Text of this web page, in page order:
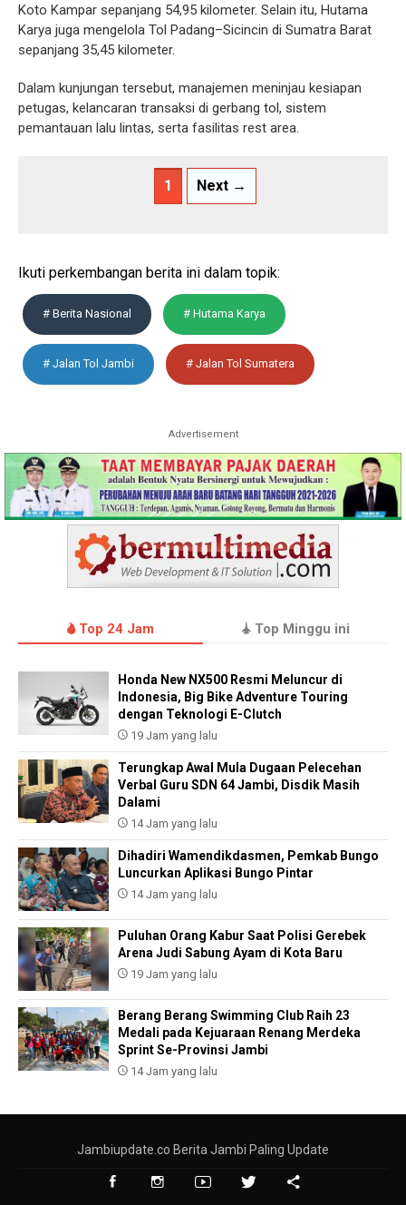
Koto Kampar sepanjang 54,95 kilometer. Selain itu, Hutama
Karya juga mengelola Tol Padang–Sicincin di Sumatra Barat
sepanjang 35,45 kilometer.
Dalam kunjungan tersebut, manajemen meninjau kesiapan
petugas, kelancaran transaksi di gerbang tol, sistem
pemantauan lalu lintas, serta fasilitas rest area.
1 Next →
Ikuti perkembangan berita ini dalam topik:
# Berita Nasional # Hutama Karya
# Jalan Tol Jambi # Jalan Tol Sumatera
Advertisement
Top 24 Jam Top Minggu ini
Honda New NX500 Resmi Meluncur di
Indonesia, Big Bike Adventure Touring
dengan Teknologi E-Clutch
19 Jam yang lalu
Terungkap Awal Mula Dugaan Pelecehan
Verbal Guru SDN 64 Jambi, Disdik Masih
Dalami
14 Jam yang lalu
Dihadiri Wamendikdasmen, Pemkab Bungo
Luncurkan Aplikasi Bungo Pintar
14 Jam yang lalu
Puluhan Orang Kabur Saat Polisi Gerebek
Arena Judi Sabung Ayam di Kota Baru
19 Jam yang lalu
Berang Berang Swimming Club Raih 23
Medali pada Kejuaraan Renang Merdeka
Sprint Se-Provinsi Jambi
14 Jam yang lalu
Jambiupdate.co Berita Jambi Paling Update